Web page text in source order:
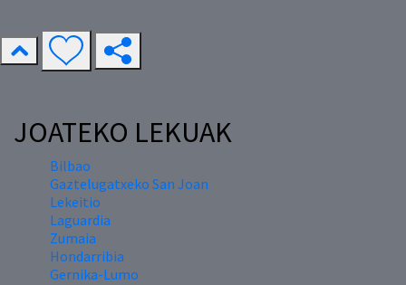
JOATEKO LEKUAK
Bilbao
Gaztelugatxeko San Joan
Lekeitio
Laguardia
Zumaia
Hondarribia
Gernika-Lumo